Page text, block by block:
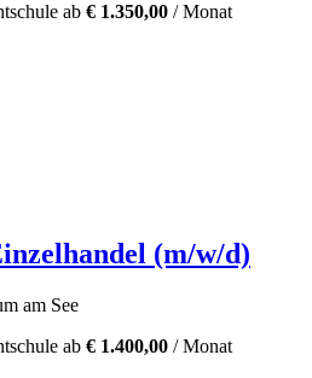
ab € 1.350,00 / Monat
(m/w/d)
am See
ab € 1.400,00 / Monat